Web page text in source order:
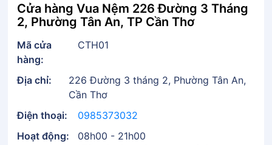
Cửa hàng Vua Nệm 226 Đường 3 Tháng
2, Phường Tân An, TP Cần Thơ
Mã cửa
hàng:
CTH01
Địa chỉ:
226 Đường 3 tháng 2, Phường Tân An,
Cần Thơ
Điện thoại:
0985373032
Hoạt động:
08h00 - 21h00